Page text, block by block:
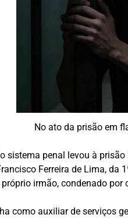
No ato da prisão em
sistema penal levou à
Ferreira de Lima, da
irmão, condenado por
como auxiliar de serviços